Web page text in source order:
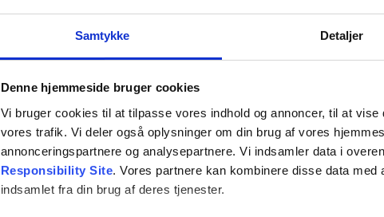
Samtykke Detaljer
Denne hjemmeside bruger cookies
Vi bruger cookies til at tilpasse vores indhold og annoncer, til at
vores trafik. Vi deler også oplysninger om din brug af vores
annonceringspartnere og analysepartnere. Vi indsamler data i
Responsibility Site. Vores partnere kan kombinere disse data
indsamlet fra din brug af deres tjenester.
Hvad er forskellen på
november 14, 2025 / iBlog
Læs mere